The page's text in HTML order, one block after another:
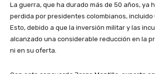
La guerra, que ha durado más de 50 años, ya
perdida por presidentes colombianos, incluido
Esto, debido a que la inversión militar y las
alcanzado una considerable reducción en la
ni en su oferta.